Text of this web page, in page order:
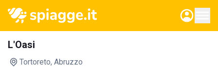
L'Oasi
Tortoreto, Abruzzo